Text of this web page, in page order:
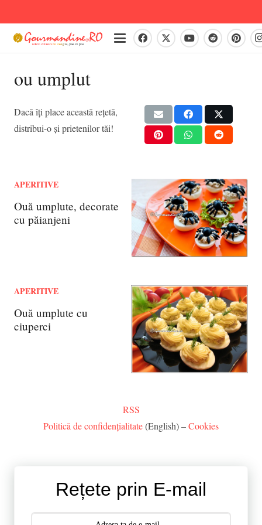
ou umplut
Dacă îți place această rețetă,
distribui-o și prietenilor tăi!
APERITIVE
Ouă umplute, decorate
cu păianjeni
APERITIVE
Ouă umplute cu
ciuperci
RSS
Politică de confidențialitate(English) –Cookies
Rețete prin E-mail